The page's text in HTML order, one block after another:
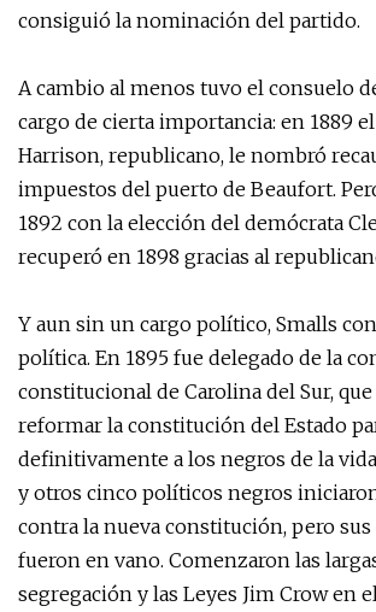
consiguió la nominación del partido.
A cambio al menos tuvo el consuelo
cargo de cierta importancia: en 1889
Harrison, republicano, le nombró
impuestos del puerto de Beaufort.
1892 con la elección del demócrata
recuperó en 1898 gracias al
Y aun sin un cargo político, Smalls
política. En 1895 fue delegado de la
constitucional de Carolina del Sur,
reformar la constitución del Estado
definitivamente a los negros de la
y otros cinco políticos negros
contra la nueva constitución, pero sus
fueron en vano. Comenzaron las
segregación y las Leyes Jim Crow en